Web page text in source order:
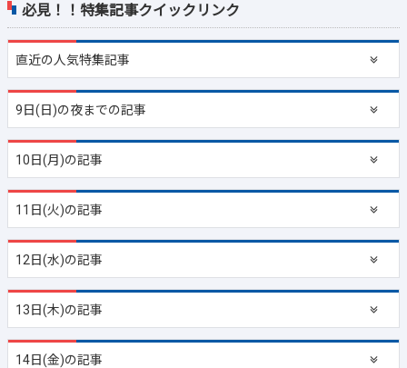
必見！！特集記事クイックリンク
直近の人気特集記事
9日(日)の夜までの記事
10日(月)の記事
11日(火)の記事
12日(水)の記事
13日(木)の記事
14日(金)の記事